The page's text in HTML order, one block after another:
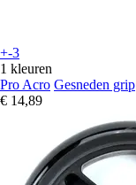
+-3
1 kleuren
Pro Acro Gesneden grip
€ 14,89